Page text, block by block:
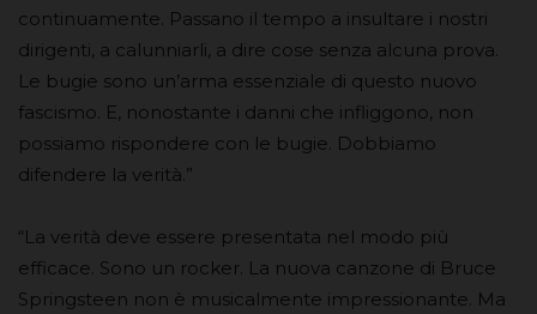
continuamente. Passano il tempo a insultare i nostri
dirigenti, a calunniarli, a dire cose senza alcuna prova.
Le bugie sono un’arma essenziale di questo nuovo
fascismo. E, nonostante i danni che infliggono, non
possiamo rispondere con le bugie. Dobbiamo
difendere la verità.”
“La verità deve essere presentata nel modo più
efficace. Sono un rocker. La nuova canzone di Bruce
Springsteen non è musicalmente impressionante. Ma